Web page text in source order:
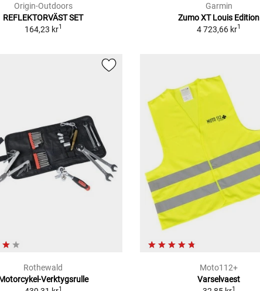
Origin-Outdoors
REFLEKTORVÄST SET
164,23 kr1
Garmin
Zumo XT Louis Edition
4 723,66 kr1
Rothewald
Verktygsrulle
1
Moto112+
Varselvaest
1